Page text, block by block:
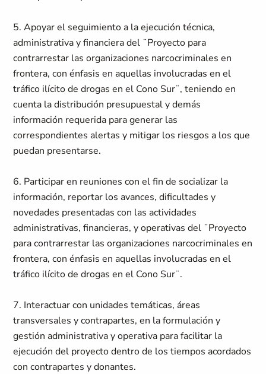
5. Apoyar el seguimiento a la ejecución técnica,
administrativa y financiera del ¨Proyecto para
contrarrestar las organizaciones narcocriminales en
frontera, con énfasis en aquellas involucradas en el
tráfico ilícito de drogas en el Cono Sur¨, teniendo en
cuenta la distribución presupuestal y demás
información requerida para generar las
correspondientes alertas y mitigar los riesgos a los que
puedan presentarse.
6. Participar en reuniones con el fin de socializar la
información, reportar los avances, dificultades y
novedades presentadas con las actividades
administrativas, financieras, y operativas del ¨Proyecto
para contrarrestar las organizaciones narcocriminales en
frontera, con énfasis en aquellas involucradas en el
tráfico ilícito de drogas en el Cono Sur¨.
7. Interactuar con unidades temáticas, áreas
transversales y contrapartes, en la formulación y
gestión administrativa y operativa para facilitar la
ejecución del proyecto dentro de los tiempos acordados
con contrapartes y donantes.